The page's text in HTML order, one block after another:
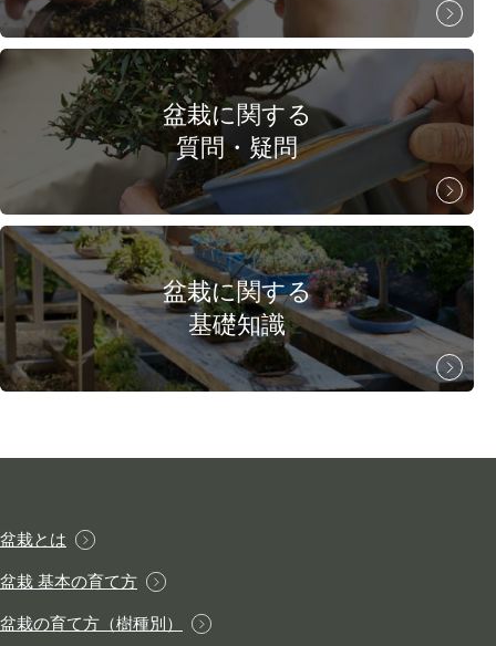
盆栽に関する
質問・疑問
盆栽に関する
基礎知識
盆栽とは
盆栽 基本の育て方
盆栽の育て方（樹種別）